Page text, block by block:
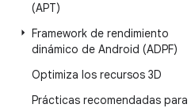
(APT)
Framework de rendimiento
dinámico de Android (ADPF)
Optimiza los recursos 3D
Prácticas recomendadas para